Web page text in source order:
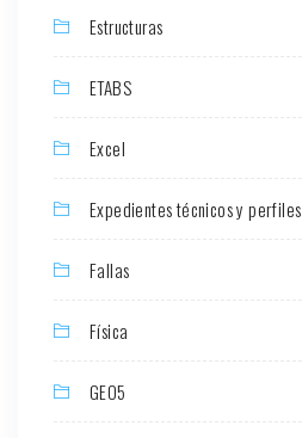
Estructuras
ETABS
Excel
Expedientes técnicos y perfiles
Fallas
Física
GEO5